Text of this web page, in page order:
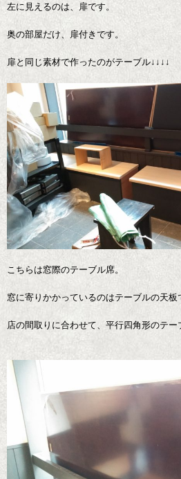
左に見えるのは、扉です。
奥の部屋だけ、扉付きです。
扉と同じ素材で作ったのがテーブル↓↓↓↓
こちらは窓際のテーブル席。
窓に寄りかかっているのはテーブルの天板
店の間取りに合わせて、平行四角形のテー